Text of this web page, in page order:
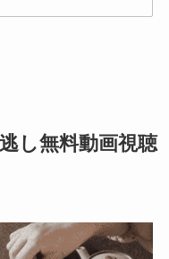
し無料動画視聴